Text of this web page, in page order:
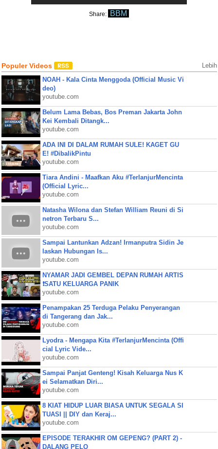
Share: BBM
Populer Videos Lebih
NOAH - Kala Cinta Menggoda (Official Music Vi
deo)
youtube.com
Belum Lama Bebas, Bos Preman Jakarta John
Kei Kembali Ditangk...
youtube.com
ADA INI DI DALAM RUMAH SULE! KAGET GU
E! #DibalikPintu
youtube.com
Tiara Andini - Maafkan Aku #TerlanjurMencinta
(Official Lyric...
youtube.com
Natasha Wilona dan Stefan William Reuni di Si
netron Terbaru S...
youtube.com
Sampai Lantunkan Adzan! Irmanputra Sidin Je
laskan Hubungan Is...
youtube.com
NYAMAR JADI GEMBEL DEPAN RUMAH ARTIS
❗SATU KELUARGA PANIK
youtube.com
Penampakan 25 Terduga Pelaku Penyerangan
di Tangerang dan Jak...
youtube.com
Lyodra - Mengapa Kita #TerlanjurMencinta (Offi
cial Lyric Vide...
youtube.com
Sampai Panjat Genteng! Kisah Keluarga Nus K
ei Selamatkan Diri...
youtube.com
8 KIAT HIDUP LUAR BIASA UNTUK SEGALA SI
TUASI || DIY dan Keraj...
youtube.com
EPISODE TERAKHIR OM GEPENG? (PART 2) -
DALANG PELO